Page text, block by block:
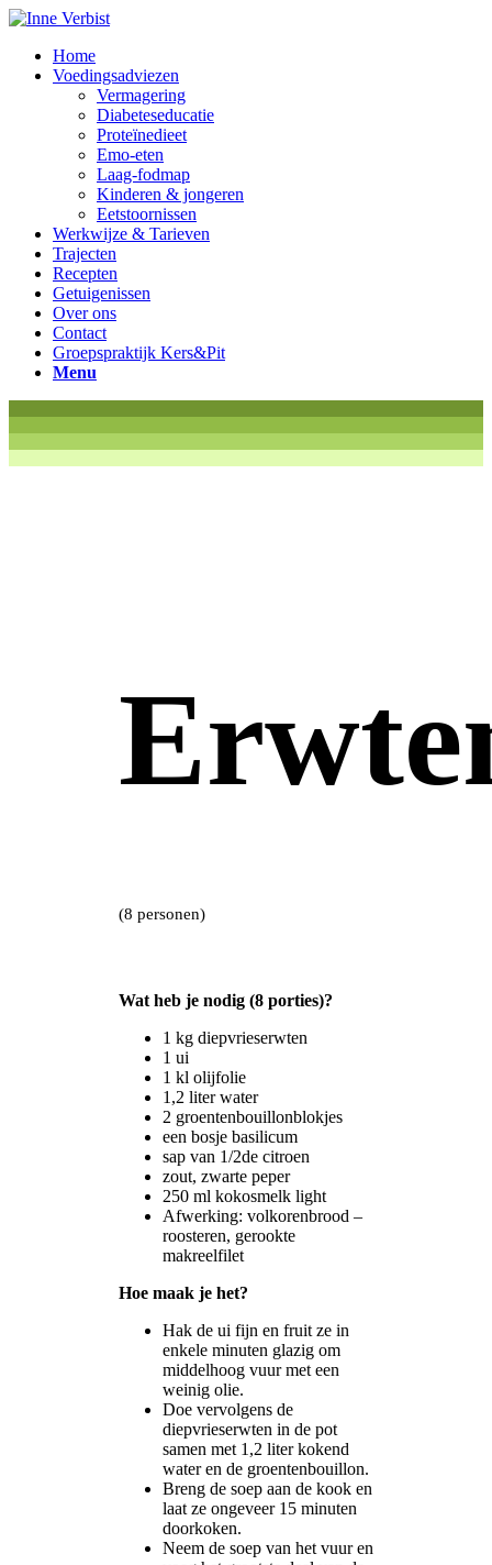
Home
Voedingsadviezen
Vermagering
Diabeteseducatie
Proteïnedieet
Emo-eten
Laag-fodmap
Kinderen & jongeren
Eetstoornissen
Werkwijze & Tarieven
Trajecten
Recepten
Getuigenissen
Over ons
Contact
Groepspraktijk Kers&Pit
Menu
(8 personen)
Wat heb je nodig (8 porties)?
1 kg diepvrieserwten
1 ui
1 kl olijfolie
1,2 liter water
2 groentenbouillonblokjes
een bosje basilicum
sap van 1/2de citroen
zout, zwarte peper
250 ml kokosmelk light
Afwerking: volkorenbrood –
roosteren, gerookte
makreelfilet
Hoe maak je het?
Hak de ui fijn en fruit ze in
enkele minuten glazig om
middelhoog vuur met een
weinig olie.
Doe vervolgens de
diepvrieserwten in de pot
samen met 1,2 liter kokend
water en de groentenbouillon.
Breng de soep aan de kook en
laat ze ongeveer 15 minuten
doorkoken.
Neem de soep van het vuur en